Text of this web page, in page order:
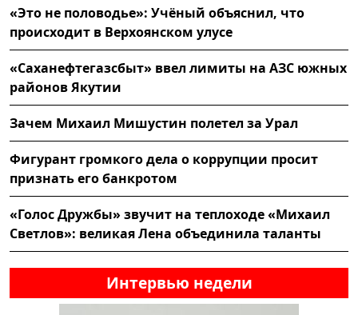
«Это не половодье»: Учёный объяснил, что
происходит в Верхоянском улусе
«Саханефтегазсбыт» ввел лимиты на АЗС южных
районов Якутии
Зачем Михаил Мишустин полетел за Урал
Фигурант громкого дела о коррупции просит
признать его банкротом
«Голос Дружбы» звучит на теплоходе «Михаил
Светлов»: великая Лена объединила таланты
Интервью недели